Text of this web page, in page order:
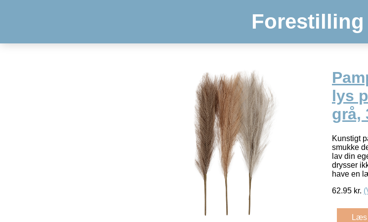
Forestilling
lys
grå,
Kunstigt
smukke
lav din
drysser
have en
62.95 kr.
Læs